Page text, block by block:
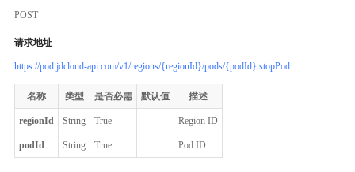
POST
请求地址
https://pod.jdcloud-api.com/v1/regions/{regionId}/pods/{podId}:stopPod
名称 类型 是否必需 默认值 描述
regionId String True Region ID
podId String True Pod ID